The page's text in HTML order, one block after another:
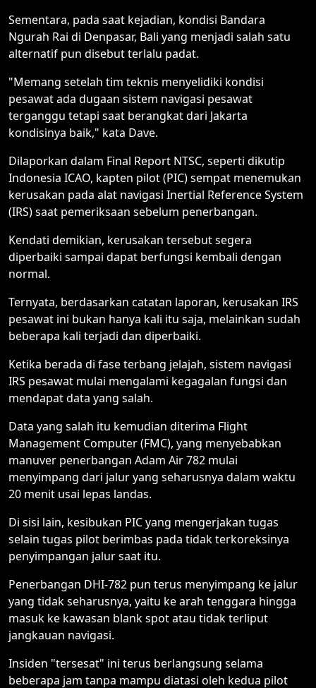
Sementara, pada saat kejadian, kondisi Bandara
Ngurah Rai di Denpasar, Bali yang menjadi salah satu
alternatif pun disebut terlalu padat.
"Memang setelah tim teknis menyelidiki kondisi
pesawat ada dugaan sistem navigasi pesawat
terganggu tetapi saat berangkat dari Jakarta
kondisinya baik," kata Dave.
Dilaporkan dalam Final Report NTSC, seperti dikutip
Indonesia ICAO, kapten pilot (PIC) sempat menemukan
kerusakan pada alat navigasi Inertial Reference System
(IRS) saat pemeriksaan sebelum penerbangan.
Kendati demikian, kerusakan tersebut segera
diperbaiki sampai dapat berfungsi kembali dengan
normal.
Ternyata, berdasarkan catatan laporan, kerusakan IRS
pesawat ini bukan hanya kali itu saja, melainkan sudah
beberapa kali terjadi dan diperbaiki.
Ketika berada di fase terbang jelajah, sistem navigasi
IRS pesawat mulai mengalami kegagalan fungsi dan
mendapat data yang salah.
Data yang salah itu kemudian diterima Flight
Management Computer (FMC), yang menyebabkan
manuver penerbangan Adam Air 782 mulai
menyimpang dari jalur yang seharusnya dalam waktu
20 menit usai lepas landas.
Di sisi lain, kesibukan PIC yang mengerjakan tugas
selain tugas pilot berimbas pada tidak terkoreksinya
penyimpangan jalur saat itu.
Penerbangan DHI-782 pun terus menyimpang ke jalur
yang tidak seharusnya, yaitu ke arah tenggara hingga
masuk ke kawasan blank spot atau tidak terliput
jangkauan navigasi.
Insiden "tersesat" ini terus berlangsung selama
beberapa jam tanpa mampu diatasi oleh kedua pilot